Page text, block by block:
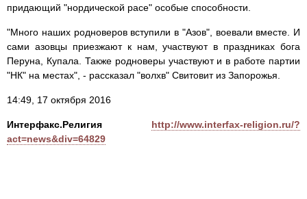
придающий "нордической расе" особые способности.
"Много наших родноверов вступили в "Азов", воевали вместе. И
сами азовцы приезжают к нам, участвуют в праздниках бога
Перуна, Купала. Также родноверы участвуют и в работе партии
"НК" на местах", - рассказал "волхв" Свитовит из Запорожья.
14:49, 17 октября 2016
Интерфакс.Религия
http://www.interfax-religion.ru/?
act=news&div=64829